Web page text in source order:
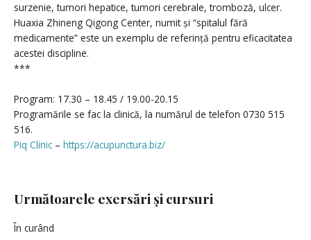
surzenie, tumori hepatice, tumori cerebrale, tromboză, ulcer.
Huaxia Zhineng Qigong Center, numit și “spitalul fără
medicamente” este un exemplu de referință pentru eficacitatea
acestei discipline.
***
Program: 17.30 – 18.45 / 19.00-20.15
Programările se fac la clinică, la numărul de telefon 0730 515
516.
Piq Clinic – https://acupunctura.biz/
Următoarele exersări și cursuri
În curând